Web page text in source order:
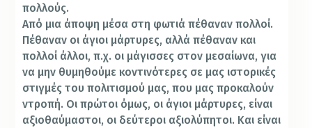
πολλούς.
Από μια άποψη μέσα στη φωτιά πέθαναν πολλοί.
Πέθαναν οι άγιοι μάρτυρες, αλλά πέθαναν και
πολλοί άλλοι, π.χ. οι μάγισσες στον μεσαίωνα, για
να μην θυμηθούμε κοντινότερες σε μας ιστορικές
στιγμές του πολιτισμού μας, που μας προκαλούν
ντροπή. Οι πρώτοι όμως, οι άγιοι μάρτυρες, είναι
αξιοθαύμαστοι, οι δεύτεροι αξιολύπητοι. Και είναι